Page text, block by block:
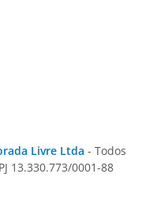
Livre Ltda - Todos
13.330.773/0001-88